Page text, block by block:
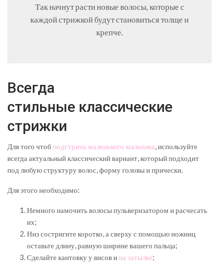
Так начнут расти новые волосы, которые с
каждой стрижкой будут становиться толще и
крепче.
Всегда
стильные классические
стрижки
Для того чтоб подстричь маленького мальчика, используйте
всегда актуальный классический вариант, который подходит
под любую структуру волос, форму головы и прически.
Для этого необходимо:
Немного намочить волосы пульверизатором и расчесать
их;
Низ состригите коротко, а сверху с помощью ножниц
оставьте длину, равную ширине вашего пальца;
Сделайте кантовку у висов ина затылке;